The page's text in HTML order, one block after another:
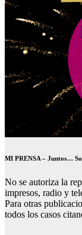
MI PRENSA – Juntos…
No se autoriza la
impresos, radio y
Para otras
todos los casos